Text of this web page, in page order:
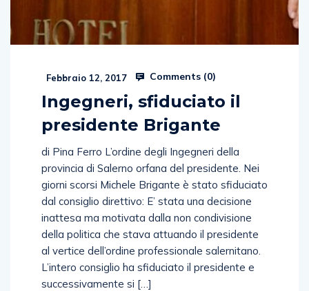
Febbraio 12, 2017 Comments (0)
Ingegneri, sfiduciato il
presidente Brigante
di Pina Ferro L’ordine degli Ingegneri della
provincia di Salerno orfana del presidente. Nei
giorni scorsi Michele Brigante è stato sfiduciato
dal consiglio direttivo: E’ stata una decisione
inattesa ma motivata dalla non condivisione
della politica che stava attuando il presidente
al vertice dell’ordine professionale salernitano.
L’intero consiglio ha sfiduciato il presidente e
successivamente si […]